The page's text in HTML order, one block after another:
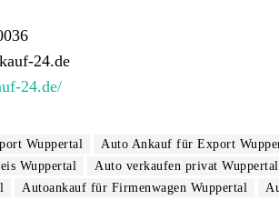
24.de
24.de/
Wuppertal Auto Ankauf für Export
Wuppertal
Auto verkaufen privat Wuppertal
Autoankauf für Firmenwagen Wuppertal